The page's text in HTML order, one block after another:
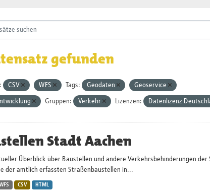
gefunden
CSV WFS Tags: Geodaten Geoservice
Gruppen: Verkehr Lizenzen: Datenlizenz
Stadt Aachen
Überblick über Baustellen und andere Verkehrsbehinderungen
der amtlich erfassten Straßenbaustellen in...
CSV HTML